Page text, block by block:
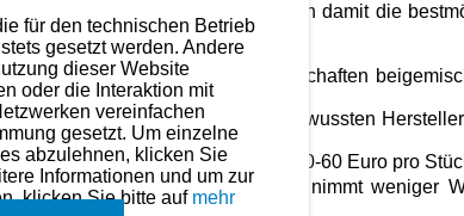
Beschichtung möglich) ergibt sich damit die
und für Notlaufeigenschaften
auch in der Serie bei qualitätsbewussten
jedoch mit einem Preis von ca. 40-60 Euro pro
des Kolbens. Der Kolben selbst nimmt weniger
für den technischen Betrieb
gesetzt werden. Andere
dieser Website
oder die Interaktion mit
vereinfachen
gesetzt. Um einzelne
abzulehnen, klicken Sie
Informationen und um zur
klicken Sie bitte auf mehr